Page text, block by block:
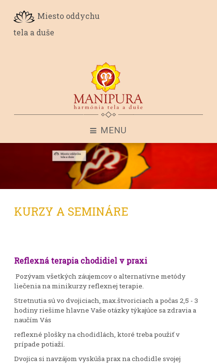
Miesto oddychu
tela a duše
MENU
KURZY A SEMINÁRE
Reflexná terapia chodidiel v praxi
Pozývam všetkých záujemcov o alternatívne metódy
liečenia na minikurzy reflexnej terapie.
Stretnutia sú vo dvojiciach, max.štvoriciach a počas 2,5 - 3
hodiny riešime hlavne Vaše otázky týkajúce sa zdravia a
naučím Vás
reflexné plošky na chodidlách, ktoré treba použiť v
prípade potiaží.
Dvojica si navzájom vyskúša prax na chodidle svojej